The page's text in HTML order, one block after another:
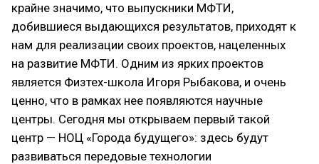
крайне значимо, что выпускники МФТИ,
добившиеся выдающихся результатов, приходят к
нам для реализации своих проектов, нацеленных
на развитие МФТИ. Одним из ярких проектов
является Физтех-школа Игоря Рыбакова, и очень
ценно, что в рамках нее появляются научные
центры. Сегодня мы открываем первый такой
центр — НОЦ «Города будущего»: здесь будут
развиваться передовые технологии